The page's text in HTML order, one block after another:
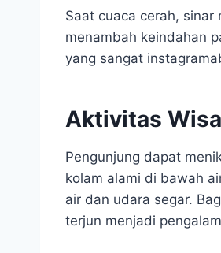
Saat cuaca cerah,
menambah keindahan
yang sangat
Aktivitas
Pengunjung dapat
kolam alami di bawah
air dan udara segar.
terjun menjadi